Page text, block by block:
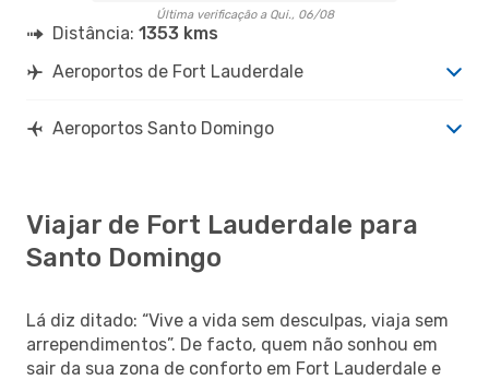
Última verificação a Qui., 06/08
Distância: 1353 kms
Aeroportos de Fort Lauderdale
Aeroportos Santo Domingo
Viajar de Fort Lauderdale para
Santo Domingo
Lá diz ditado: “Vive a vida sem desculpas, viaja sem
arrependimentos”. De facto, quem não sonhou em
sair da sua zona de conforto em Fort Lauderdale e